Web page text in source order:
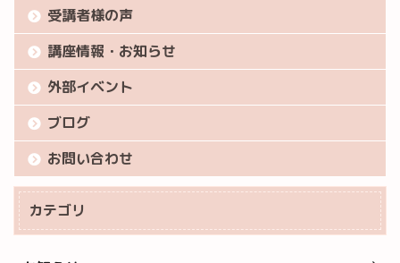
受講者様の声
講座情報・お知らせ
外部イベント
ブログ
お問い合わせ
カテゴリ